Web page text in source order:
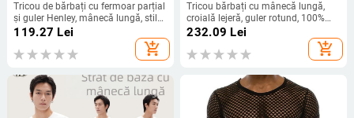
Tricou de bărbați cu fermoar parțial
și guler Henley, mânecă lungă, stil
american, strat de bază pentru
119.27 Lei
add_shopping_cart
Tricou bărbați cu mânecă lungă,
croială lejeră, guler rotund, 100%
bumbac, stil japonez retro
232.09 Lei
add_shopping_cart